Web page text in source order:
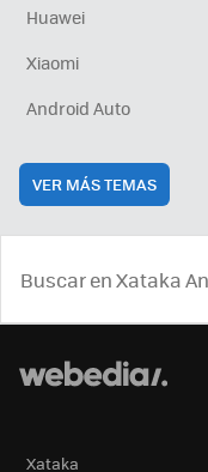
Huawei
Xiaomi
Android Auto
VER MÁS TEMAS
Xataka